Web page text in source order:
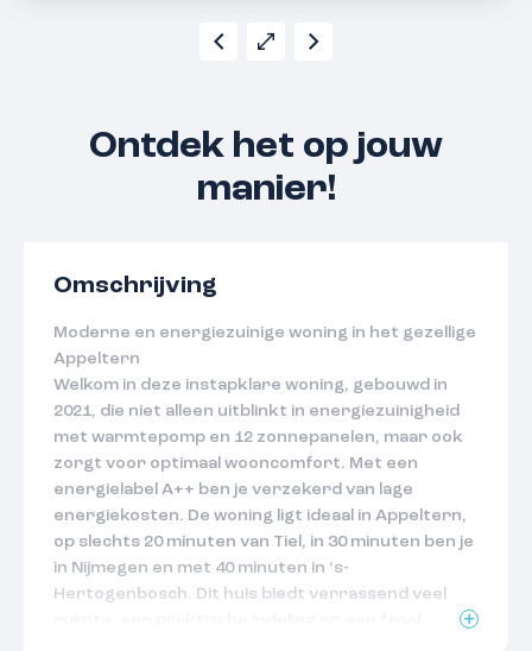
Ontdek het op jouw
manier!
Omschrijving
Moderne en energiezuinige woning in het gezellige
Appeltern
Welkom in deze instapklare woning, gebouwd in
2021, die niet alleen uitblinkt in energiezuinigheid
met warmtepomp en 12 zonnepanelen, maar ook
zorgt voor optimaal wooncomfort. Met een
energielabel A++ ben je verzekerd van lage
energiekosten. De woning ligt ideaal in Appeltern,
op slechts 20 minuten van Tiel, in 30 minuten ben je
in Nijmegen en met 40 minuten in ‘s-
Hertogenbosch. Dit huis biedt verrassend veel